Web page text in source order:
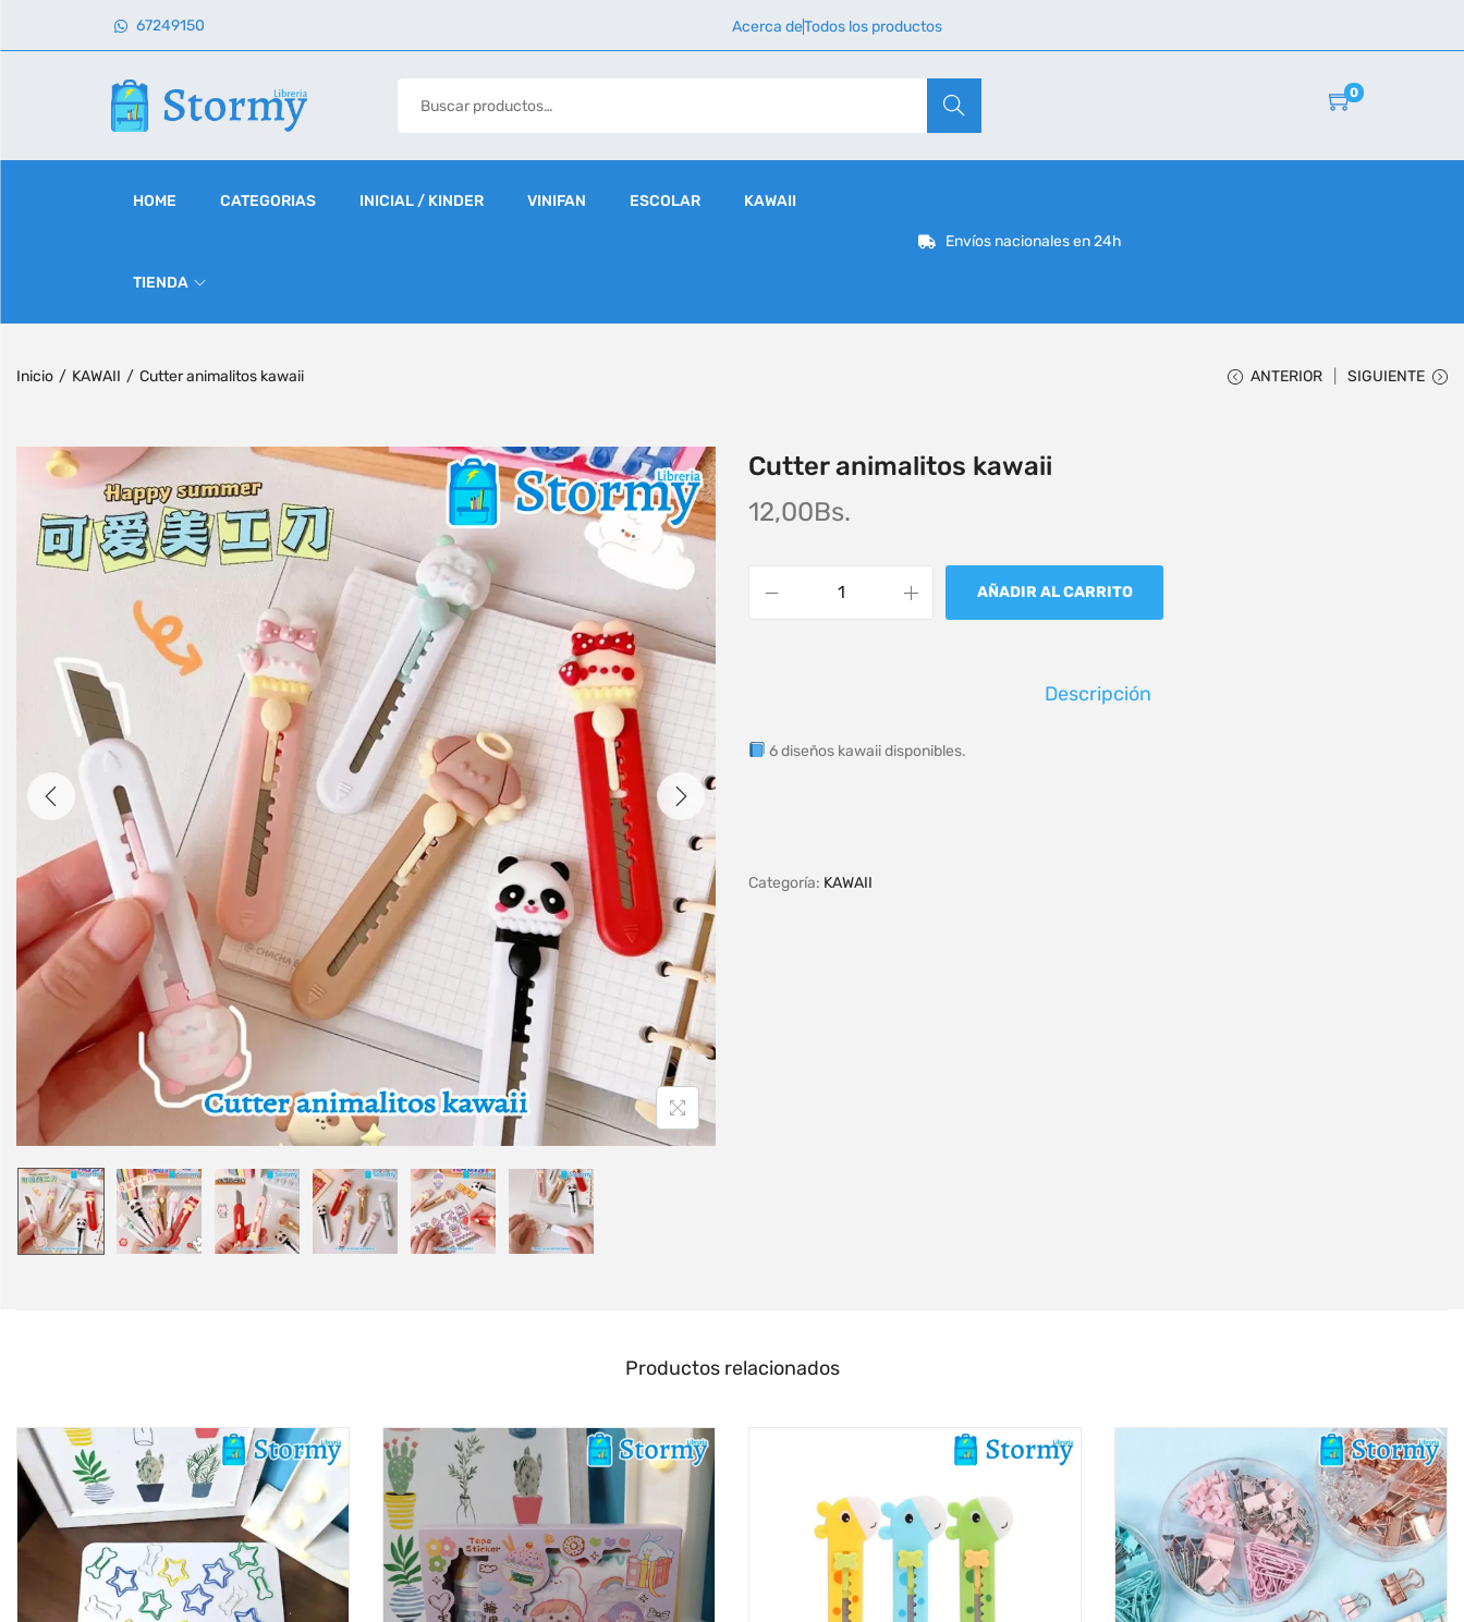
67249150 Acerca deTodos los productos
Buscar
0
HOME CATEGORIAS INICIAL / KINDER VINIFAN ESCOLAR KAWAII
TIENDA
Envíos nacionales en 24h
Inicio / KAWAII / Cutter animalitos kawaii ANTERIOR SIGUIENTE
Cutter animalitos kawaii
12,00Bs.
AÑADIR AL CARRITO
Descripción
6 diseños kawaii disponibles.
Categoría: KAWAII
Productos relacionados